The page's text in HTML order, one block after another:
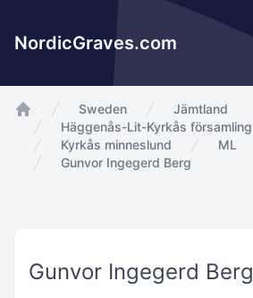
NordicGraves.com
app.Start
Sweden
Jämtland
Häggenås-Lit-Kyrkås församling
Kyrkås minneslund
ML
Gunvor Ingegerd Berg
Gunvor Ingegerd Berg